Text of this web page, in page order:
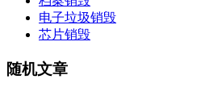
电子垃圾销毁
芯片销毁
随机文章